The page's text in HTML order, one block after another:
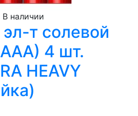
В наличии
эл-т солевой
4 шт.
HEAVY